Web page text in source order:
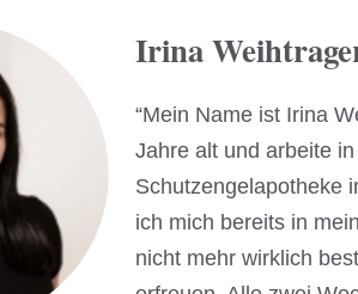
Irina
“Mein Name ist Irina
Jahre alt und arbeite
Schutzengelapotheke
ich mich bereits in
nicht mehr wirklich